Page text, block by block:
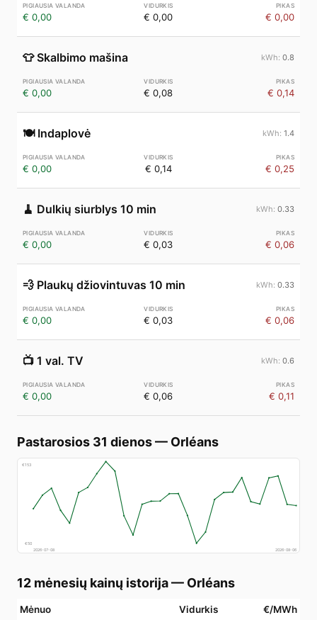
€ 0,00 € 0,00 € 0,00
👕 Skalbimo mašina 0.8
€ 0,00 € 0,08 € 0,14
🍽️ Indaplovė 1.4
€ 0,00 € 0,14 € 0,25
🧹 Dulkių siurblys 10 min 0.33
€ 0,00 € 0,03 € 0,06
💨 Plaukų džiovintuvas 10 min 0.33
€ 0,00 € 0,03 € 0,06
📺 1 val. TV 0.6
€ 0,00 € 0,06 € 0,11
Pastarosios 31 dienos— Orléans
€153
€50
2026-07-08
2026-08-06
12 mėnesių kainų istorija— Orléans
Mėnuo Vidurkis €/MWh